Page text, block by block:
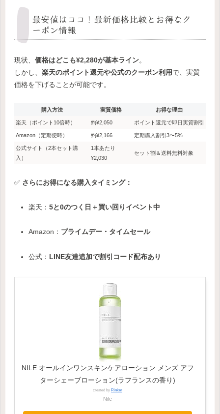
最安値はココ！最新価格比較とお得なク
ーポン情報
現状、 価格はどこも¥2,280が基本ライン。
しかし、 楽天のポイント還元や公式のクーポン利用で、実質
価格を下げることが可能です。
購入方法 実質価格 お得な理由
楽天（ポイント10倍時） 約¥2,050 ポイント還元で即日実質割引
Amazon（定期便時） 約¥2,166 定期購入割引3〜5%
公式サイト（2本セット購
入）
1本あたり
¥2,030
セット割＆送料無料対象
✅ さらにお得になる購入タイミング：
楽天： 5と0のつく日＋買い回りイベント中
Amazon： プライムデー・タイムセール
公式： LINE友達追加で割引コード配布あり
NILE オールインワンスキンケアローション メンズ アフ
ターシェーブローション(ラフランスの香り)
created by Rinker
Nile